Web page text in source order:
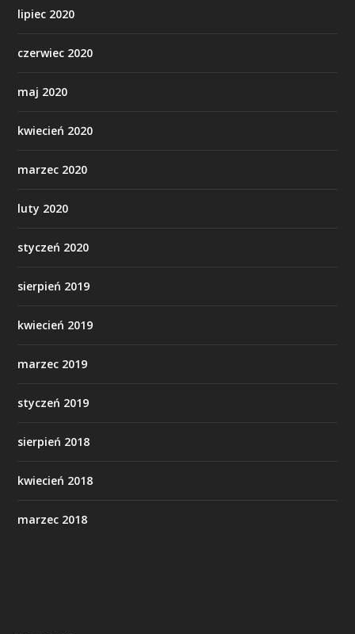
lipiec 2020
czerwiec 2020
maj 2020
kwiecień 2020
marzec 2020
luty 2020
styczeń 2020
sierpień 2019
kwiecień 2019
marzec 2019
styczeń 2019
sierpień 2018
kwiecień 2018
marzec 2018